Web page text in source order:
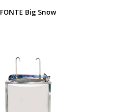
FONTE Big Snow